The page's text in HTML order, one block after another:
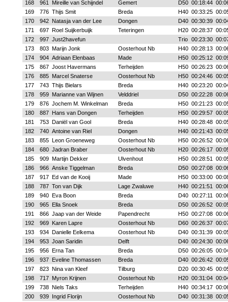
168
961 Mireille van Schijndel Gemert D50 00:18:44
169
776 Thijs Smit Breda H40 00:33:25
170
942 Natasja van der Lee Dongen D40 00:30:39
171
697 Roel Suijkerbuijk Teteringen H20 00:28:37
172
997 Just2havefun Trio 00:23:30
173
803 Marijn Jonk Oosterhout Nb H40 00:28:13
174
904 Adriaan Elenbaas Made H50 00:25:12
175
867 Joost Havermans Terheijden H50 00:26:23
176
885 Marcel Snaterse Oosterhout Nb H50 00:24:46
177
743 Thijs Bielars Breda H40 00:23:20
178
959 Marianne van Wijnen Velddriel D50 00:22:28
179
876 Jochem M. Winkelman Breda H50 00:21:23
180
887 Hans van Dongen Terheijden H50 00:29:57
181
753 Daniël van Gool Breda H40 00:28:48
182
740 Antoine van Riel Dongen H40 00:21:43
183
855 Leon Groeneweg Oosterhout Nb H50 00:26:52
184
680 Jadran Braber Oosterhout Nb H20 00:26:17
185
909 Martijn Dekker Ulvenhout H50 00:28:51
186
966 Anske Tiggelman Breda D50 00:27:08
187
917 Ed van de Kooij Made H50 00:33:00
188
787 Ton van Dijk Lage Zwaluwe H40 00:21:51
189
940 Eva Boon Breda D40 00:27:11
190
965 Ella Snoek Breda D50 00:26:52
191
866 Jaap van der Weide Papendrecht H50 00:27:08
192
969 Karen Lapre Oosterhout Nb D60 00:26:37
193
934 Danielle Eelkema Oosterhout Nb D40 00:31:39
194
953 Joan Saridin Delft D40 00:24:30
195
956 Erna Tan Breda D50 00:26:05
196
937 Eveline Thomassen Breda D40 00:26:42
197
823 Nina van Kleef Tilburg D20 00:30:45
198
717 Myron Krijnen Oosterhout Nb H20 00:31:04
199
738 Niels Taks Terheijden H40 00:34:17
200
939 Ingrid Florijn Oosterhout Nb D40 00:31:38